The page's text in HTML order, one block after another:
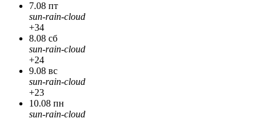
7.08 пт
sun-rain-cloud
+34
8.08 сб
sun-rain-cloud
+24
9.08 вс
sun-rain-cloud
+23
10.08 пн
sun-rain-cloud